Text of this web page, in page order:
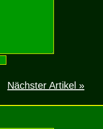
Nächster Artikel »